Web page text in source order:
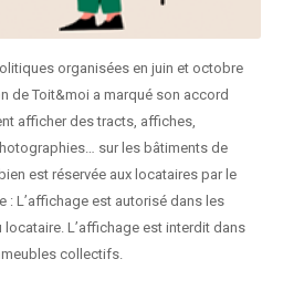
organisées en juin et octobre
de Toit&moi a marqué son accord
afficher des tracts, affiches,
sur les bâtiments de
est réservée aux locataires par le
: L’affichage est autorisé dans les
L’affichage est interdit dans
collectifs.